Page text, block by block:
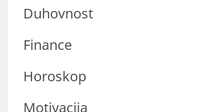
Duhovnost
Finance
Horoskop
Motivacija